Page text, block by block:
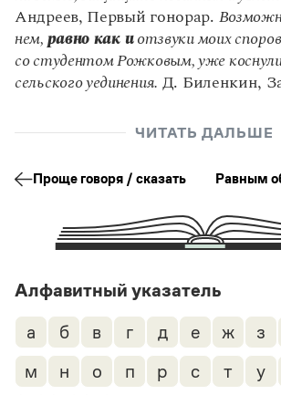
Словари русского языка как
Справочники
Правила русской орфографии и пунктуации
Русский язык. Краткий теоретический курс
Письмовник
Словарь-справочник трудностей
Справочник по фразеологии
Азбучные истины
Все справочники портала
Журнал
Управление в русском языке
Словарь русских имён
Словарь методических терминов
Правила русской орфографии и
(1956)
Андреев, Первый гонорар.
нем, равно как иотзвуки моих
со студентом Рожковым, уже
сельского уединения. Д. Биленкин,
ЧИТАТЬ ДАЛЬШЕ
Проще говоря / сказать Равным
Алфавитный указатель
а б в г д е ж з
м
н о п р с т у